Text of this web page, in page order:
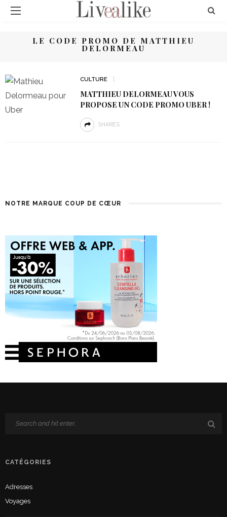
LE CODE PROMO DE MATTHIEU
DELORMEAU
CULTURE
MATTHIEU DELORMEAU VOUS
PROPOSE UN CODE PROMO UBER !
SHARES
NOTRE MARQUE COUP DE CŒUR
CATÉGORIES
Adresses
Voyages